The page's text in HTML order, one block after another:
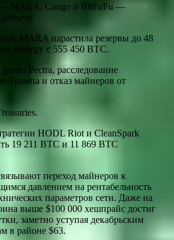
— MARA, Cango и BitFuFu —
MARA нарастила резервы до 48
Strategy с 555 450 BTC.
HODL Riot и CleanSpark
19 211 BTC и 11 869 BTC
переход майнеров к
давлением на рентабельность
параметров сети. Даже на
выше $100 000 хешпрайс достиг
заметно уступая декабрьским
в районе $63.